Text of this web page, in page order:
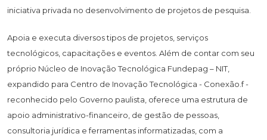
iniciativa privada no desenvolvimento de projetos de pesquisa.
Apoia e executa diversos tipos de projetos, serviços
tecnológicos, capacitações e eventos. Além de contar com seu
próprio Núcleo de Inovação Tecnológica Fundepag – NIT,
expandido para Centro de Inovação Tecnológica - Conexão.f -
reconhecido pelo Governo paulista, oferece uma estrutura de
apoio administrativo-financeiro, de gestão de pessoas,
consultoria jurídica e ferramentas informatizadas, com a